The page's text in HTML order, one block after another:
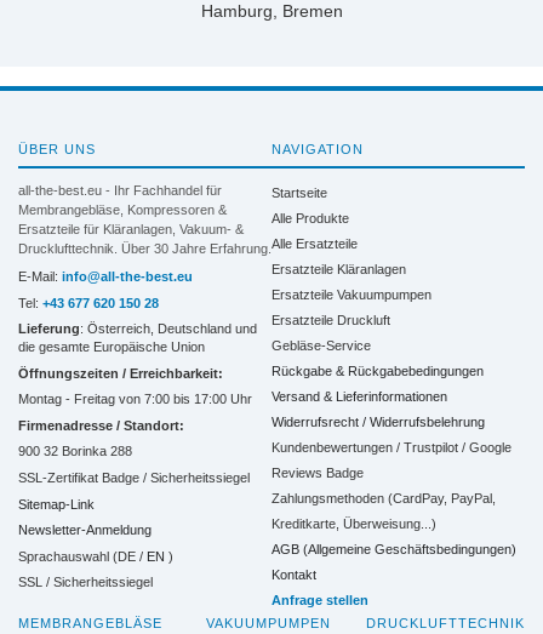
Hamburg, Bremen
ÜBER UNS
all-the-best.eu - Ihr Fachhandel für
Membrangebläse, Kompressoren &
Ersatzteile für Kläranlagen, Vakuum- &
Drucklufttechnik. Über 30 Jahre Erfahrung.
E-Mail: info@all-the-best.eu
Tel: +43 677 620 150 28
Lieferung: Österreich, Deutschland und
die gesamte Europäische Union
Öffnungszeiten / Erreichbarkeit:
Montag - Freitag von 7:00 bis 17:00 Uhr
Firmenadresse / Standort:
900 32 Borinka 288
SSL-Zertifikat Badge / Sicherheitssiegel
Sitemap-Link
Newsletter-Anmeldung
Sprachauswahl (DE / EN )
SSL / Sicherheitssiegel
NAVIGATION
Startseite
Alle Produkte
Alle Ersatzteile
Ersatzteile Kläranlagen
Ersatzteile Vakuumpumpen
Ersatzteile Druckluft
Gebläse-Service
Rückgabe & Rückgabebedingungen
Versand & Lieferinformationen
Widerrufsrecht / Widerrufsbelehrung
Kundenbewertungen / Trustpilot / Google
Reviews Badge
Zahlungsmethoden (CardPay, PayPal,
Kreditkarte, Überweisung...)
AGB (Allgemeine Geschäftsbedingungen)
Kontakt
Anfrage stellen
MEMBRANGEBLÄSE
VAKUUMPUMPEN DRUCKLUFTTECHNIK